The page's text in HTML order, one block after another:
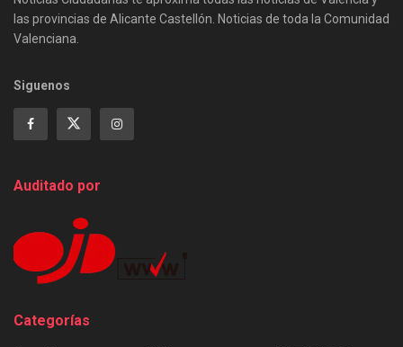
las provincias de Alicante Castellón. Noticias de toda la Comunidad
Valenciana.
Siguenos
Auditado por
Categorías